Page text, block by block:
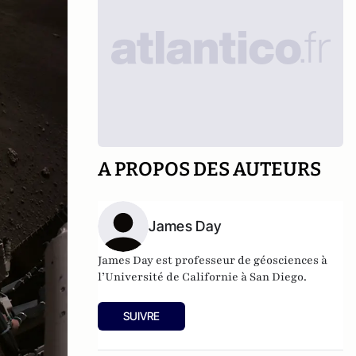
A PROPOS DES AUTEURS
James Day
James Day est professeur de géosciences à
l’Université de Californie à San Diego.
SUIVRE